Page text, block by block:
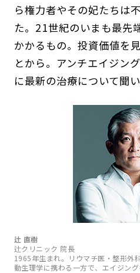
ら権力者やその妃たちは
た。21世紀のいまも最先
かかるもの。投資価値を
とから。アンチエイジン
に最新の治療について聞い
辻 直樹
辻クリニック 院長
1965年生まれ。リウマチ医・整形外
動生理学に携わる一方で、エイジン